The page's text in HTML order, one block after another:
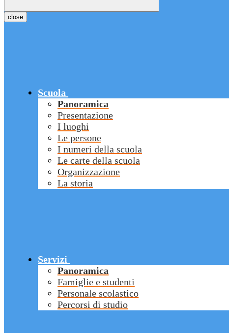
close
Scuola
Panoramica
Presentazione
I luoghi
Le persone
I numeri della scuola
Le carte della scuola
Organizzazione
La storia
Servizi
Panoramica
Famiglie e studenti
Personale scolastico
Percorsi di studio